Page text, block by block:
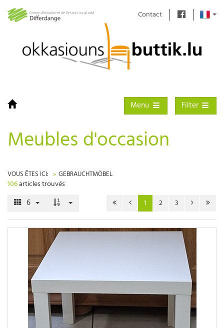
Contact
Toggle filter
Filter
Toggle navigation
Menu
Meubles d'occasion
VOUS ÊTES ICI: GEBRAUCHTMÖBEL
106articles trouvés
6 1 2 3